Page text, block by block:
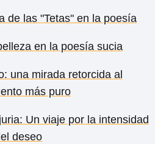
de las "Tetas" en la poesía
en la poesía sucia
una mirada retorcida al
más puro
Un viaje por la intensidad
deseo